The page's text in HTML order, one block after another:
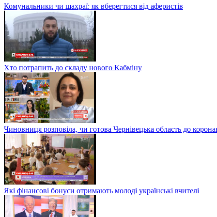
Комунальники чи шахраї: як вберегтися від аферистів
Хто потрапить до складу нового Кабміну
Чиновниця розповіла, чи готова Чернівецька область до
Які фінансові бонуси отримають молоді українські вчителі